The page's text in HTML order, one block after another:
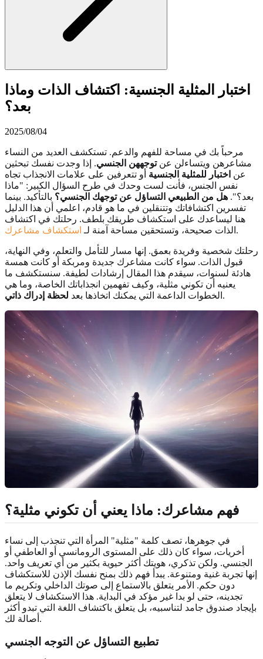
اختبار المثلية الجنسية: اكتشاف الذات وماذا
بعد؟
2025/08/04
مرحباً بك في مساحة للفهم والدعم. تستكشف العديد من النساء
مشاعرهن ويتساءلن عنتوجههن الجنسي. إذا وجدت نفسك تبحثين
عن اختبار للمثلية الجنسية أو تتعرفين على علامات الانجذاب تجاه
نفس الجنس، فأنت لست وحدك في طرح السؤال الكبير: "ماذا
بعد؟". هل من الطبيعي التساؤل عن توجهك الجنسي؟ بالتأكيد. بينما
تفسرين اكتشافاتك وتتنقلين في ما هو قادم، اعلمي أن هذا الدليل
هنا ليساعدك على استكشاف طريقك بلطف. رحلتك في اكتشاف
الذات صحيحة، وتستحقين مساحة آمنة لـ استكشاف مشاعرك .
رحلتك شخصية وفريدة بعمق. إنها مسار للتأمل والتعلم، وفي النهاية،
قبول الذات. سواء كانت مشاعرك جديدة ومربكة أو كانت همسة
هادئة لسنوات، سيقدم هذا المقال إرشادات لطيفة. سنستكشف ما
يعنيه أن تكوني مثلية، وكيف تفهمين انجذاباتك الخاصة، وما هي
الخطوات الداعمة التي يمكنك اتخاذها بعد لحظة إدراك ذاتي .
فهم مشاعرك: ماذا يعني أن تكوني مثلية؟
في جوهرها، تصف كلمة "مثلية" المرأة التي تنجذب إلى نساء
أخريات، سواء كان ذلك على المستوى الرومانسي أو العاطفي أو
الجنسي. ولكن تذكري، هويتك أكثر حيوية بكثير من أي تعريف واحد.
إنها تجربة غنية ومتنوعة. يبدأ فهم ذلك بمنح نفسك الإذن للاستكشاف
دون حكم. الأمر يتعلق بالاستماع إلى صوتك الداخلي وتكريم ما
تجدينه، حتى لو بدا غير مؤكد في البداية. هذا الاستكشاف لا يتعلق
بإيجاد صندوق جامد لتناسبيه، بل يتعلق باكتشاف اللغة التي تبدو أكثر
أصالة لك.
تطبيع التساؤل عن التوجه الجنسي